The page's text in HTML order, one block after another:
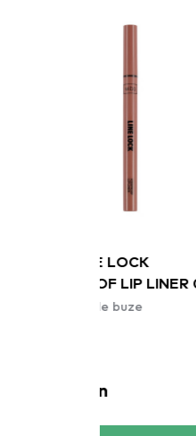
Wibo LINE
Creioane de
35,99 ron